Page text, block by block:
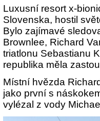
Luxusní resort x-
Slovenska, hostil
Bylo zajímavé
Brownlee, Richard
triatlonu Sebastianu
republika měla
Místní hvězda
jako první s
vylézal z vody